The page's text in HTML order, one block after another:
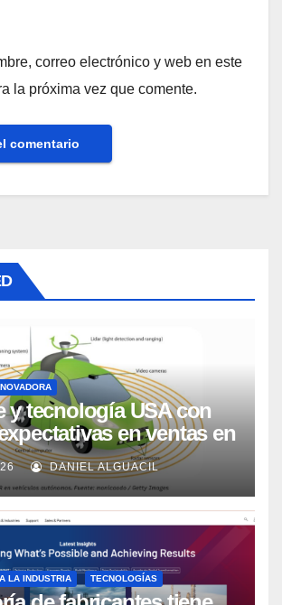
correo electrónico y web en este
la próxima vez que comente.
y tecnología USA con
en ventas en
2 años, según
DANIEL ALGUACIL
LA INDUSTRIA TECNOLOGÍAS